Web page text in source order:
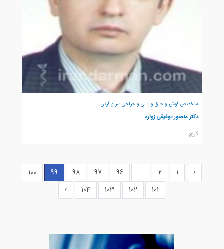
متخصص گوش و حلق و بینی و جراحی سر و گردن
دکتر منصور توفیقی زواره
كرج
‹
1
2
...
96
97
98
99
100
101
102
103
104
›